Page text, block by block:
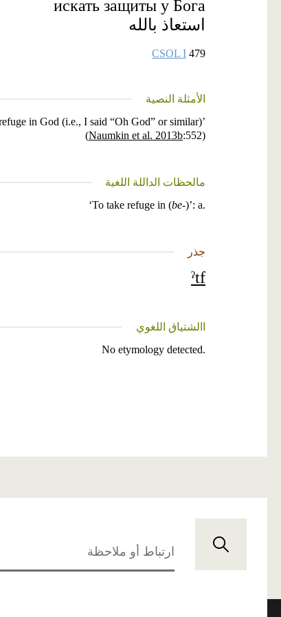
искать защиты у Бога
استعاذ بالله
CSOL I 479
الأمثلة النصية
in God (i.e., I said “Oh God” or similar)’
(Naumkin et al. 2013b:552)
مالحظات الداللة اللغية
‘To take refuge in (be-)’: a.
جذر
ˀtf
االشتياق اللغوي
No etymology detected.
ارتباط أو ملاحظة